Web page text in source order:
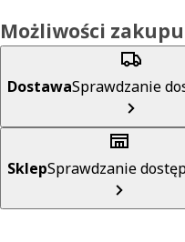
Możliwości zakupu
DostawaSprawdzanie
SklepSprawdzanie